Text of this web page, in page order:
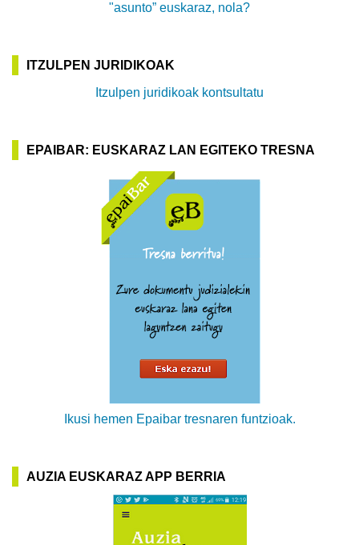
"asunto” euskaraz, nola?
ITZULPEN JURIDIKOAK
Itzulpen juridikoak kontsultatu
EPAIBAR: EUSKARAZ LAN EGITEKO TRESNA
Ikusi hemen Epaibar tresnaren funtzioak.
AUZIA EUSKARAZ APP BERRIA